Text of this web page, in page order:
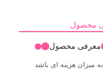
محصول
معرفی محصول
میزان هزینه ای باشد